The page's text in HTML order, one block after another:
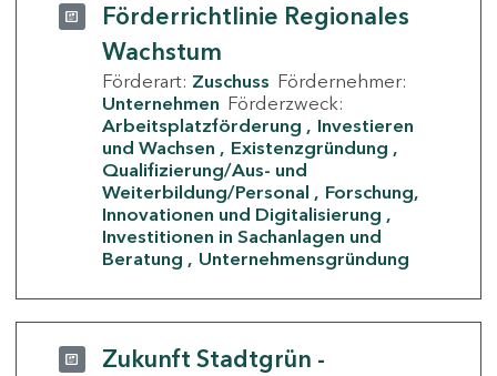
Förderrichtlinie Regionales
Wachstum
Förderart: Zuschuss Fördernehmer:
Unternehmen Förderzweck:
Arbeitsplatzförderung
Investieren
und Wachsen
Existenzgründung
Qualifizierung/Aus- und
Weiterbildung/Personal
Forschung,
Innovationen und Digitalisierung
Investitionen in Sachanlagen und
Beratung
Unternehmensgründung
Zukunft Stadtgrün -